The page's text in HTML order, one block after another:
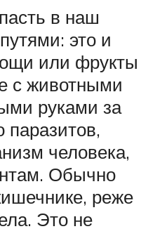
в наш
это и
или фрукты
с животными
руками за
паразитов,
человека,
Обычно
реже
Это не